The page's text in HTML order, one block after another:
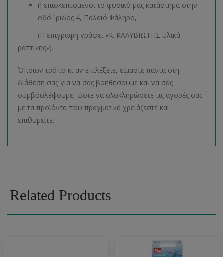
ή επισκεπτόμενοι το φυσικό μας κατάστημα στην
οδό Ίριδος 4, Παλαιό Φάληρο,
(Η επιγράφη γράφει «Κ. ΚΑΛΥΒΙΩΤΗΣ υλικά
ραπτικής»).
Όποιον τρόπο κι αν επιλέξετε, είμαστε πάντα στη
διάθεσή σας για να σας βοηθήσουμε και να σας
συμβουλέψουμε, ώστε να ολοκληρώσετε τις αγορές σας
με τα προϊόντα που πραγματικά χρειάζεστε και
επιθυμείτε.
Related Products